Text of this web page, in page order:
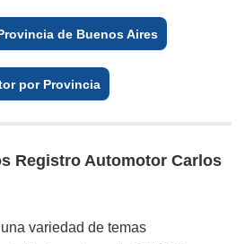
de Buenos Aires
por Provincia
Registro Automotor Carlos
variedad de temas